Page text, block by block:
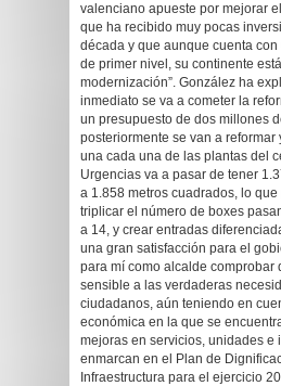
valenciano apueste por mejorar
que ha recibido muy pocas
década y que aunque cuenta
de primer nivel, su continente
modernización”. González ha
inmediato se va a cometer la
un presupuesto de dos millones
posteriormente se van a
una cada una de las plantas del
Urgencias va a pasar de tener
a 1.858 metros cuadrados, lo que
triplicar el número de boxes
a 14, y crear entradas
una gran satisfacción para el
para mí como alcalde comprobar
sensible a las verdaderas
ciudadanos, aún teniendo en
económica en la que se
mejoras en servicios, unidades e
enmarcan en el Plan de
Infraestructura para el ejercicio